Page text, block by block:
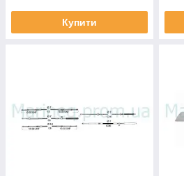
Купити